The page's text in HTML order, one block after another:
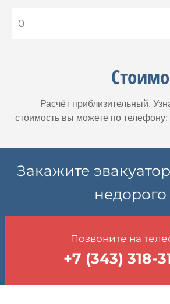
Расчёт приблизительный.
стоимость вы можете по телефону:
Закажите
недорого
Позвоните на
+7 (343) 318-